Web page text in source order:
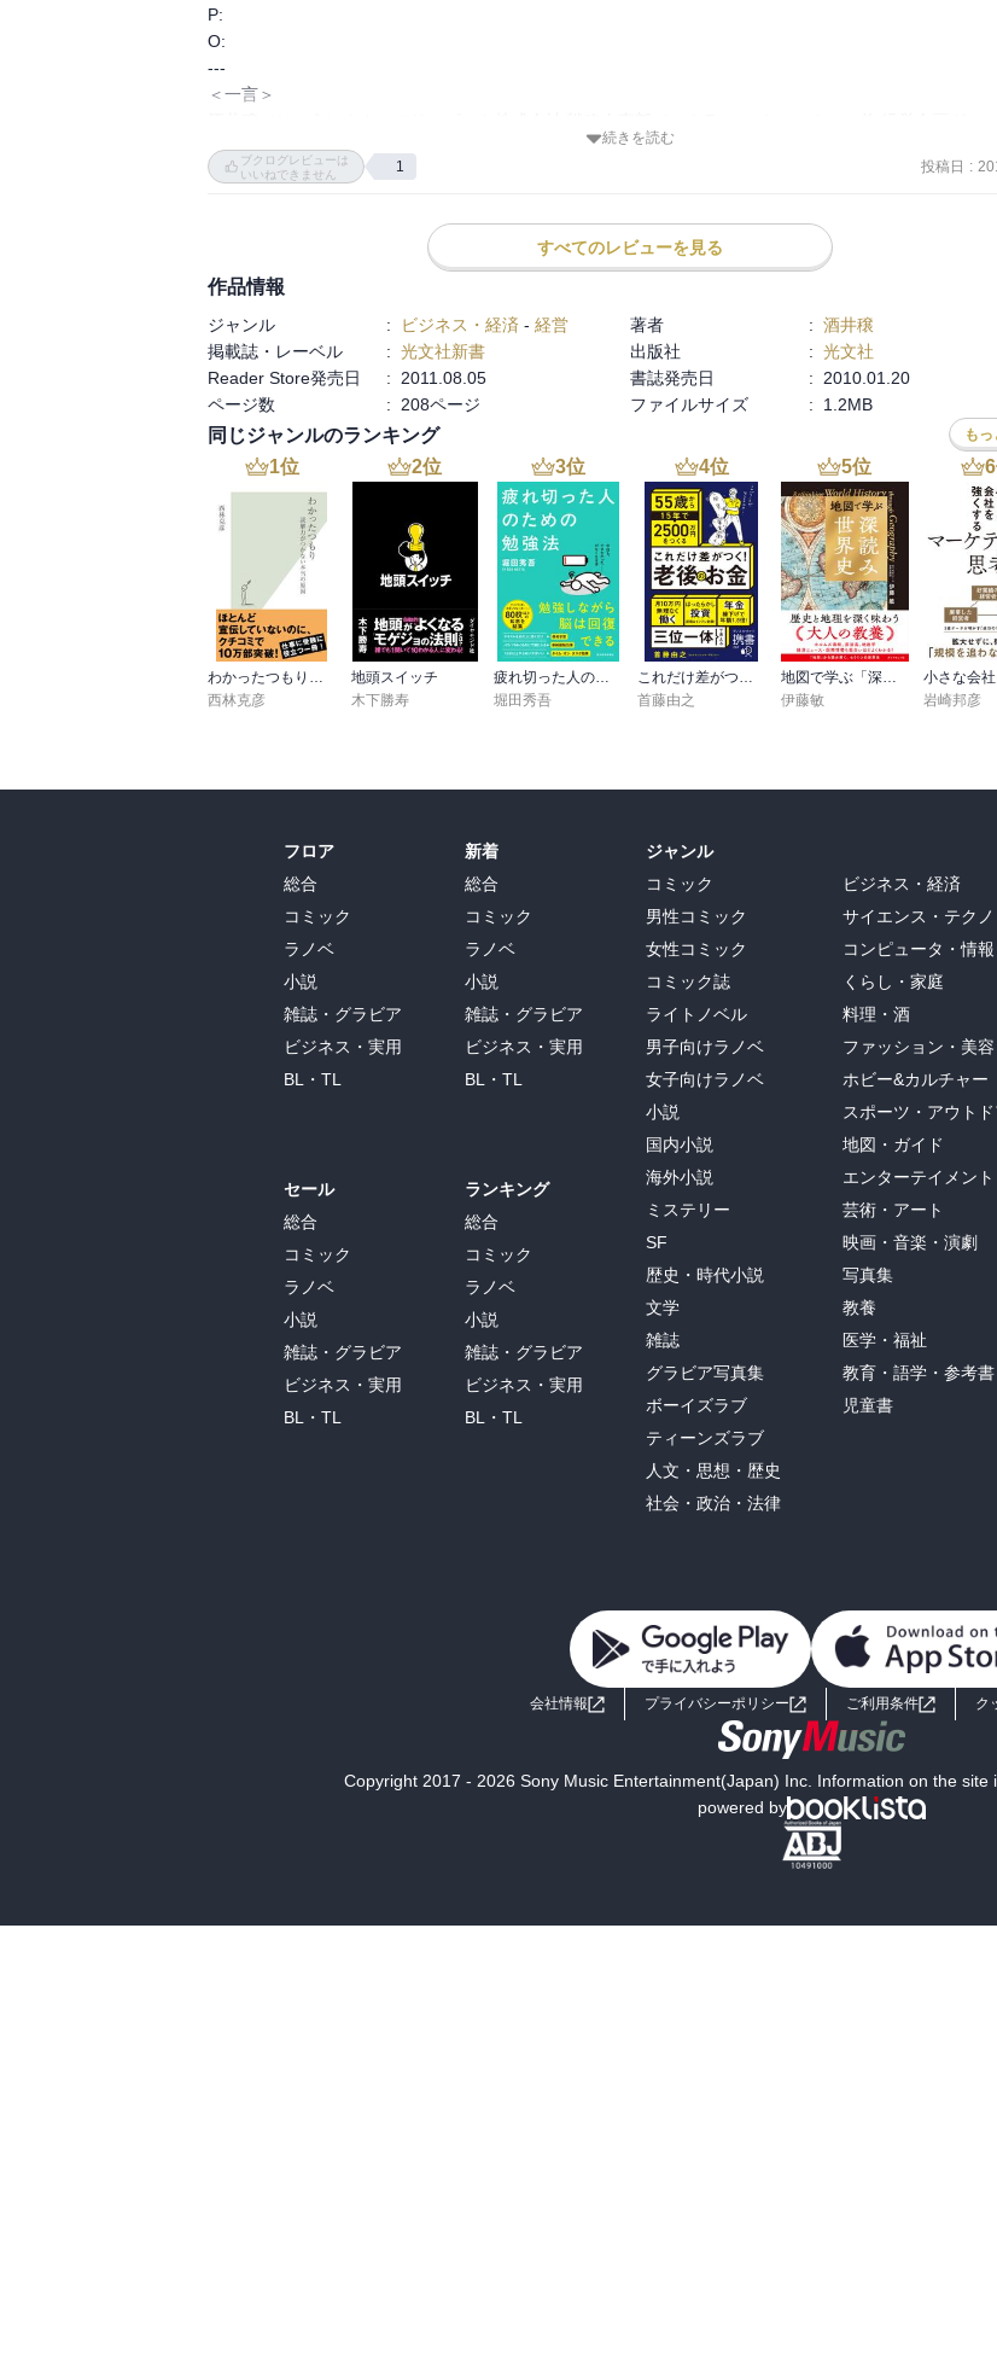
P:
O:
---
＜一言＞
ダー。
＜読書メモ＞
★第6章では（中略）導入した人材育成プログラムがどの程度ターゲット人材のパフォーマンス向上に役
いるのかのみならず、「人を育てる社風」の形成度合いを測定するための方法を提案します。(p.11)
積極的学習者（全体の10%）
消極的学習者（全体の60%）
学習拒否者（全体の30%）
・人材育成とは、人材のパフォーマンス向上を達成する活動である (p.50)
★自分の能力を出し切るためには、まず自分で自分の可能性を信じてあげることが重要だと思います。
気になりがちな自分を、「君の能力は、そんなものではない」と叱咤激励してくれる家族や友人の存在
必要です。(p.67)
＃そうでないと「自分の能力では、今の仕事ぐらいがちょうど良いのだ」と考えるようになってしま
＃＃これ、いま起こっていることでは？
・退職していく人材は、自社の「卒業生」である (p.82)
「楽天MAGAZINE」などで退職者のその後をフォローしている
＃へ?、Tさんに見せてもらおう！！★
★人は「教えた瞬間に学なくなる存在」なのですから、人材育成のデザインは「教えずに学ばせる」こ
さねくてはなりません。(p.99)
＃p.97 の自発・受身 × 座学・経験 マトリックスとあわせて紹介しよう！！★
行動８から始めて行動１に至る方法
・最後までやりぬいたという充実感
・つねにゴールのテープを着るという成功体験を積ませつつ、徐々に難易度を高めていく経験のデザイ
★教えると学ばないのが人間という生き物なのです。(p.134)
★p.99とあわせて。
★ARCSモデル by ジョン・M・ケラー教授（p.138）
Relevance
Confidence
Satisfaction
★人事育成に対する組織の準備状況を測定するための質問 （p.167）
・フリービットの人材育成プログラム
- 読書手当「道真公の愛」…給与明細に印字。手当がゼロでも驚かないが、愛がゼロだと・・・
- Yammer（イントラtwitter）”
続きを読む
ブクログレビューは
いいねできません
1 投稿日 :
すべてのレビューを見る
作品情報
ジャンル : ビジネス・経済 - 経営 著者 : 酒井穣
掲載誌・レーベル
: 光文社新書 出版社 : 光文社
Reader Store発売日
: 2011.08.05 書誌発売日 :
2010.01.20
ページ数
: 208ページ ファイルサイズ : 1.2MB
同じジャンルのランキング も
1位
わかったつもり～読解力がつかない本当の原因～
西林克彦
2位
地頭スイッチ
木下勝寿
3位
疲れ切った人のための勉強法
堀田秀吾
4位
これだけ差がつく！老後のお金 55歳から15年で2500万円をつくる
首藤由之
5位
地図で学ぶ「深読み」世界史
伊藤敏
6
岩崎邦彦
フロア
総合
コミック
ラノベ
小説
雑誌・グラビア
ビジネス・実用
BL・TL
セール
総合
コミック
ラノベ
小説
雑誌・グラビア
ビジネス・実用
BL・TL
新着
総合
コミック
ラノベ
小説
雑誌・グラビア
ビジネス・実用
BL・TL
ランキング
総合
コミック
ラノベ
小説
雑誌・グラビア
ビジネス・実用
BL・TL
ジャンル
コミック
男性コミック
女性コミック
コミック誌
ライトノベル
男子向けラノベ
女子向けラノベ
小説
国内小説
海外小説
ミステリー
SF
歴史・時代小説
文学
雑誌
グラビア写真集
ボーイズラブ
ティーンズラブ
人文・思想・歴史
社会・政治・法律
ビジネス・経済
サイエンス・テク
コンピュータ・情報
くらし・家庭
料理・酒
ファッション・美
ホビー&カルチャー
スポーツ・アウトド
地図・ガイド
エンターテイメント
芸術・アート
映画・音楽・演劇
写真集
教養
医学・福祉
教育・語学・参考書
児童書
会社情報 プライバシーポリシー ご利用条件 ク
Copyright 2017 - 2026 Sony Music Entertainment(Japan) Inc. Information on the
powered by